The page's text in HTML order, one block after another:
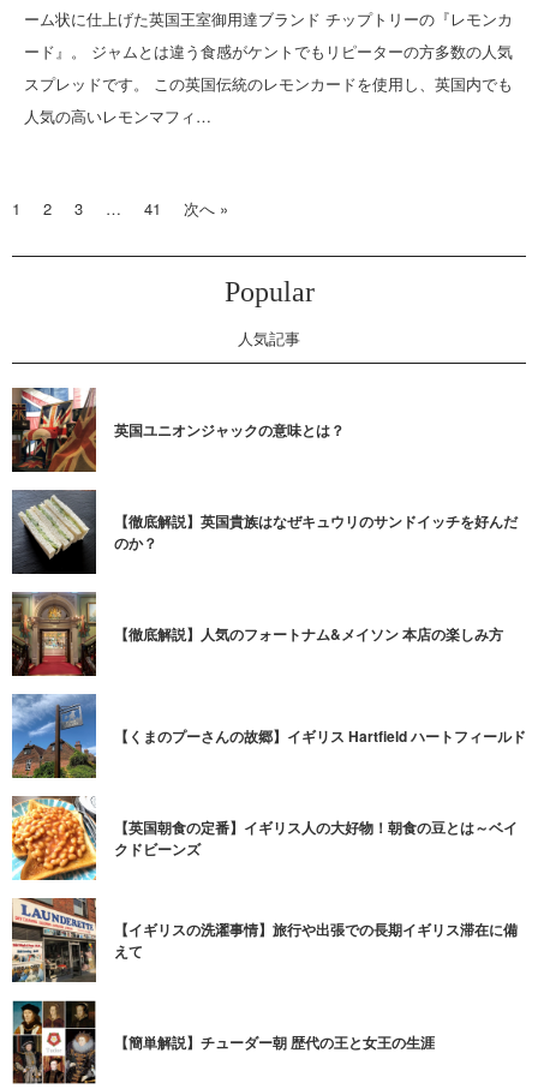
ーム状に仕上げた英国王室御用達ブランド チップトリーの『レモンカ
ード』。 ジャムとは違う食感がケントでもリピーターの方多数の人気
スプレッドです。 この英国伝統のレモンカードを使用し、英国内でも
人気の高いレモンマフィ…
1 2 3 … 41 次へ »
Popular
人気記事
英国ユニオンジャックの意味とは？
【徹底解説】英国貴族はなぜキュウリのサンドイッチを好んだ
のか？
【徹底解説】人気のフォートナム&メイソン 本店の楽しみ方
【くまのプーさんの故郷】イギリス Hartfield ハートフィールド
【英国朝食の定番】イギリス人の大好物！朝食の豆とは～ベイ
クドビーンズ
【イギリスの洗濯事情】旅行や出張での長期イギリス滞在に備
えて
【簡単解説】チューダー朝 歴代の王と女王の生涯